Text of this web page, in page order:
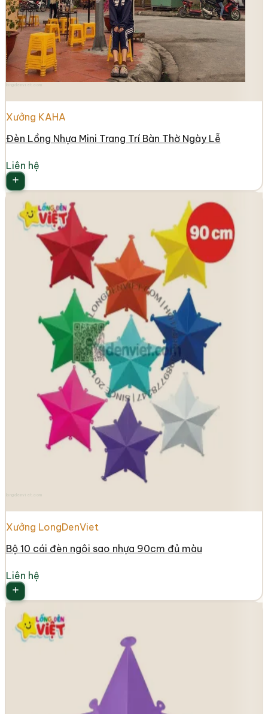
Xưởng KAHA
Đèn Lồng Nhựa Mini Trang Trí Bàn Thờ Ngày Lễ
Liên hệ
Xưởng LongDenViet
Bộ 10 cái đèn ngôi sao nhựa 90cm đủ màu
Liên hệ